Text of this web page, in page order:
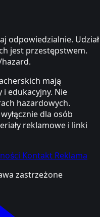
odpowiedzialnie. Udział
jest przestępstwem.
mają
i edukacyjny. Nie
hazardowych.
dla osób
reklamowe i linki
Kontakt Reklama
zastrzeżone